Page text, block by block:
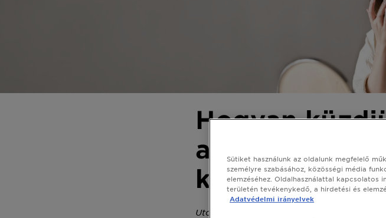
Hogyan
a szem körüli
közötti
Utolsó frissítés július 21, 2025
Sütiket használunk az oldalunk megfelelő
személyre szabásához, közösségi média
elemzéséhez. Oldalhasználattal kapcsolatos
területén tevékenykedő, a hirdetési és
Adatvédelmi irányelvek